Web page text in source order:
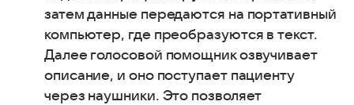
затем данные передаются на портативный
компьютер, где преобразуются в текст.
Далее голосовой помощник озвучивает
описание, и оно поступает пациенту
через наушники. Это позволяет